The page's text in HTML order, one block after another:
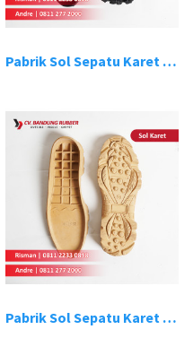
Pabrik Sol Sepatu Karet Bandung 16
Pabrik Sol Sepatu Karet Bandung 18